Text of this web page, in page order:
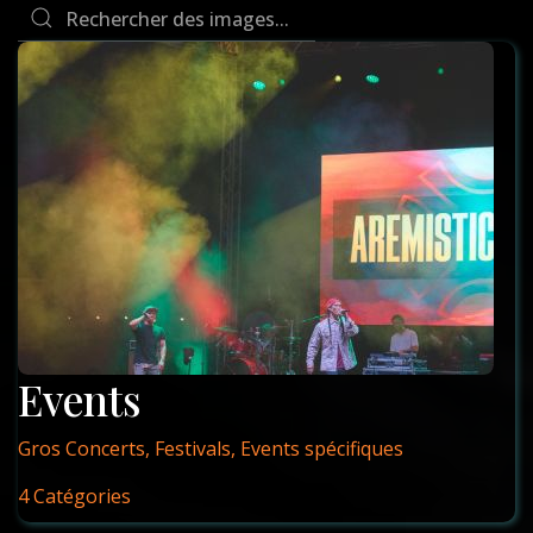
Events
Gros Concerts, Festivals, Events spécifiques
4 Catégories